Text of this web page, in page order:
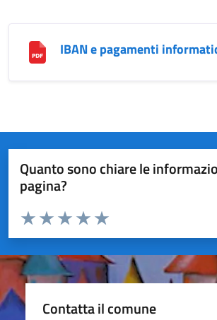
IBAN e pagamenti
Quanto sono chiare le
pagina?
Valuta da 1 a 5 stelle la pagina
Valuta 5 stelle su 5
Valuta 4 stelle su 5
Valuta 3 stelle su 5
Valuta 2 stelle su 5
Valuta 1 stelle su 5
Contatta il comune